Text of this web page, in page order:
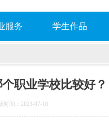
服务 学生作品
职业学校比较好？
时间：2023-07-18